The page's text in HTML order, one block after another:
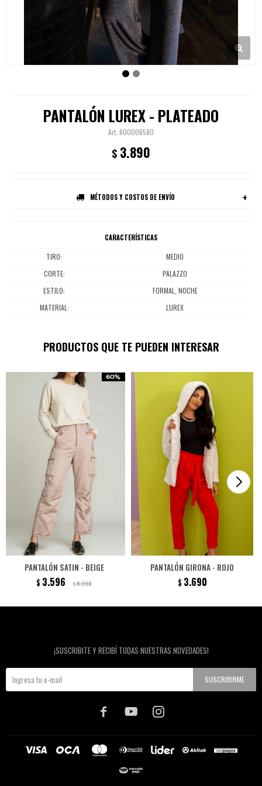
PANTALÓN LUREX - PLATEADO
600006580
$ 3.890
MÉTODOS Y COSTOS DE ENVÍO
CARACTERÍSTICAS
TIRO
MEDIO
CORTE
PALAZZO
ESTILO
FORMAL, NOCHE
MATERIAL
LUREX
PRODUCTOS QUE TE PUEDEN INTERESAR
PANTALÓN SATIN - BEIGE
$ 3.596 $8.990
PANTALÓN GIRONA - ROJO
$ 3.690
¡SUSCRIBITE Y RECIBÍ TODAS NUESTRAS NOVEDADES!
SUSCRIBIRME
  